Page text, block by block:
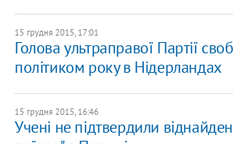
15 грудня 2015, 17:01
Голова ультраправої Партії
політиком року в Нідерландах
15 грудня 2015, 16:46
Учені не підтвердили